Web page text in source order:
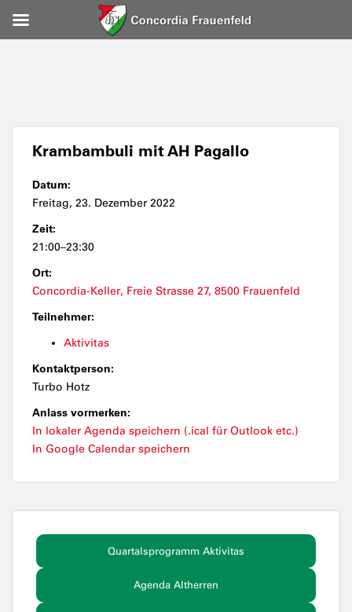
Krambambuli mit AH Pagallo
Datum:
Freitag, 23. Dezember 2022
Zeit:
21:00–23:30
Ort:
Concordia-Keller, Freie Strasse 27, 8500 Frauenfeld
Teilnehmer:
Aktivitas
Kontaktperson:
Turbo Hotz
Anlass vormerken:
In lokaler Agenda speichern (.ical für Outlook etc.)
In Google Calendar speichern
Quartalsprogramm Aktivitas
Agenda Altherren